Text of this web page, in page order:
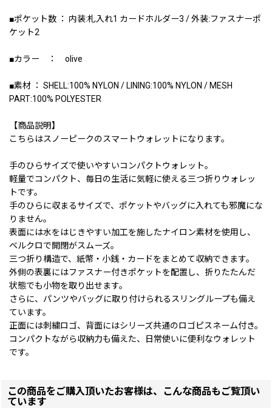
■ポケット数 ： 内装:札入れ1 カードホルダー3 / 外装:ファスナーポ
ケット2
■カラー ： olive
■素材 ： SHELL:100% NYLON / LINING:100% NYLON / MESH
PART:100% POLYESTER
【商品説明】
こちらはスノーピークのスマートウォレットになります。
手のひらサイズで使いやすいコンパクトウォレット。
軽量でコンパクト、毎日の生活に気軽に使える三つ折りウォレッ
トです。
手のひらに収まるサイズで、ポケットやバッグに入れても邪魔にな
りません。
表面には水をはじきやすい加工を施したナイロン素材を使用し、
ベルクロで開閉がスムーズ。
三つ折り構造で、紙幣・小銭・カードをまとめて収納できます。
外側の表裏にはファスナー付きポケットを配置し、折りたたんだ
状態でも小物を取り出せます。
さらに、パンツやバッグに取り付けられるスリングループも備え
ています。
正面には刺繍ロゴ、背面にはシリーズ共通のロゴピスネーム付き。
コンパクトながら収納力も備えた、日常使いに便利なウォレット
です。
この商品をご購入頂いたお客様は、こんな商品もご覧頂い
ています